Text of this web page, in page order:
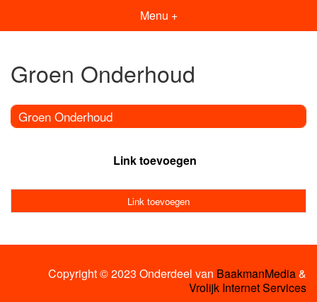
Menu +
Groen Onderhoud
Groen Onderhoud
Link toevoegen
Link toevoegen
Copyright © 2023 Onderdeel van BaakmanMedia&
Vrolijk Internet Services